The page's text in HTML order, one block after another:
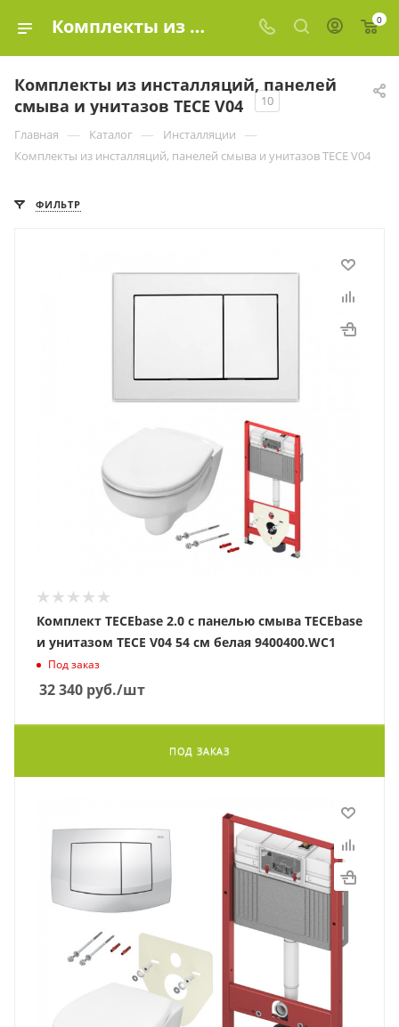
Комплекты из инсталляций, панелей смыва и унитазов ТЕСЕ V04 купить в Москве, цены в интернет-магазине «Эко-элемент» 0
Комплекты из инсталляций, панелей
смыва и унитазов ТЕСЕ V04
10
Главная — Каталог — Инсталляции —
Комплекты из инсталляций, панелей смыва и унитазов ТЕСЕ V04
ФИЛЬТР
Комплект TECEbase 2.0 с панелью смыва TECEbase
и унитазом TECE V04 54 см белая 9400400.WC1
Под заказ
32 340 руб./шт
ПОД ЗАКАЗ